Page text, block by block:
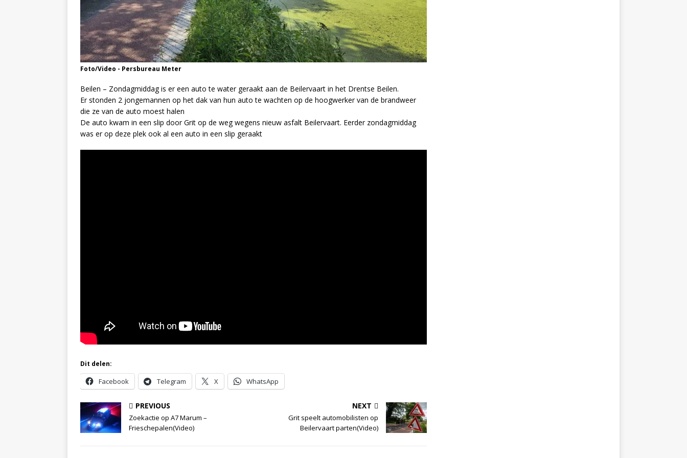
Foto/Video - Persbureau Meter
Beilen – Zondagmiddag is er een auto te water geraakt aan de Beilervaart in het Drentse Beilen.
Er stonden 2 jongemannen op het dak van hun auto te wachten op de hoogwerker van de brandweer
die ze van de auto moest halen
De auto kwam in een slip door Grit op de weg wegens nieuw asfalt Beilervaart. Eerder zondagmiddag
was er op deze plek ook al een auto in een slip geraakt
Dit delen:
Facebook Telegram X WhatsApp
PREVIOUS
Zoekactie op A7 Marum –
Frieschepalen(Video)
NEXT
Grit speelt automobilisten op
Beilervaart parten(Video)